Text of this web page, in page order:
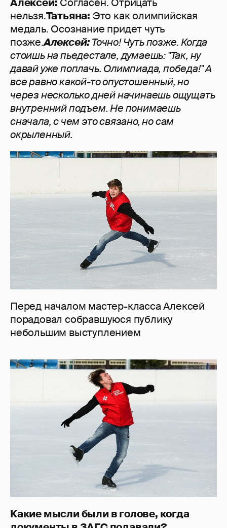
нельзя.Татьяна: Это как олимпийская
медаль. Осознание придет чуть
позже.Алексей:Точно! Чуть позже. Когда
стоишь на пьедестале, думаешь: "Так, ну
давай уже поплачь. Олимпиада, победа!" А
все равно какой-то опустошенный, но
через несколько дней начинаешь ощущать
внутренний подъем. Не понимаешь
сначала, с чем это связано, но сам
окрыленный.
Перед началом мастер-класса Алексей
порадовал собравшуюся публику
небольшим выступлением
Какие мысли были в голове, когда